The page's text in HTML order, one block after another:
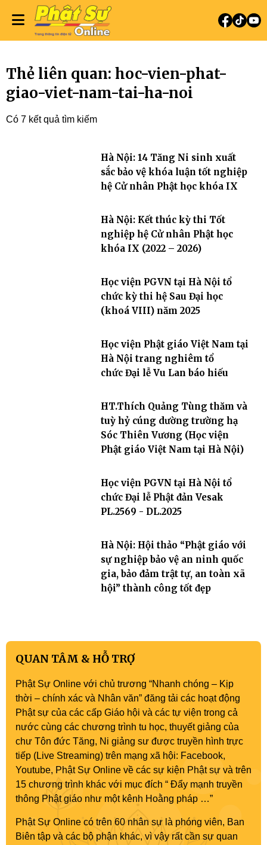
Thẻ liên quan: hoc-vien-phat-
giao-viet-nam-tai-ha-noi
Có 7 kết quả tìm kiếm
Hà Nội: 14 Tăng Ni sinh xuất
sắc bảo vệ khóa luận tốt nghiệp
hệ Cử nhân Phật học khóa IX
Hà Nội: Kết thúc kỳ thi Tốt
nghiệp hệ Cử nhân Phật học
khóa IX (2022 – 2026)
Học viện PGVN tại Hà Nội tổ
chức kỳ thi hệ Sau Đại học
(khoá VIII) năm 2025
Học viện Phật giáo Việt Nam tại
Hà Nội trang nghiêm tổ
chức Đại lễ Vu Lan báo hiếu
HT.Thích Quảng Tùng thăm và
tuỳ hỷ cúng dường trường hạ
Sóc Thiên Vương (Học viện
Phật giáo Việt Nam tại Hà Nội)
Học viện PGVN tại Hà Nội tổ
chức Đại lễ Phật đản Vesak
PL.2569 - DL.2025
Hà Nội: Hội thảo “Phật giáo với
sự nghiệp bảo vệ an ninh quốc
gia, bảo đảm trật tự, an toàn xã
hội” thành công tốt đẹp
QUAN TÂM & HỖ TRỢ
Phật Sự Online với chủ trương “Nhanh chóng – Kịp
thời – chính xác và Nhân văn” đăng tải các hoạt động
Phật sự của các cấp Giáo hội và các tự viện trong cả
nước cùng các chương trình tu học, thuyết giảng của
chư Tôn đức Tăng, Ni giảng sư được truyền hình trực
tiếp (Live Streaming) trên mạng xã hội: Facebook,
Youtube, Phật Sự Online về các sự kiện Phật sự và trên
15 chương trình khác với mục đích “ Đẩy mạnh truyền
thông Phật giáo như một kênh Hoằng pháp …”
Phật Sự Online có trên 60 nhân sự là phóng viên, Ban
Biên tập và các bộ phận khác, vì vậy rất cần sự quan